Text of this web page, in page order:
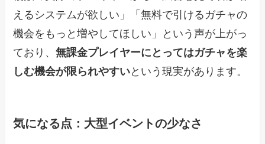
えるシステムが欲しい」「無料で引けるガチャの
機会をもっと増やしてほしい」という声が上がっ
ており、無課金プレイヤーにとってはガチャを楽
しむ機会が限られやすいという現実があります。
気になる点：大型イベントの少なさ